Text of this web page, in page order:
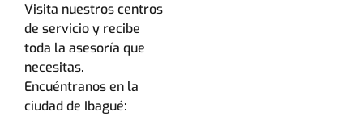
Visita nuestros centros
de servicio y recibe
toda la asesoría que
necesitas.
Encuéntranos en la
ciudad de Ibagué: